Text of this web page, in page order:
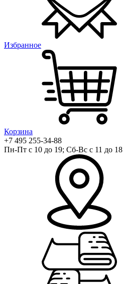
Избранное
Корзина
+7 495 255-34-88
Пн-Пт с 10 до 19; Сб-Вс с 11 до 18